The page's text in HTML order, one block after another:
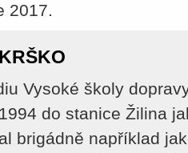
2017.
Vysoké školy
do stanice Žilina
brigádně například